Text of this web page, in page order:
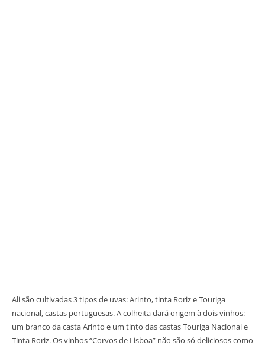
Ali são cultivadas 3 tipos de uvas: Arinto, tinta Roriz e Touriga
nacional, castas portuguesas. A colheita dará origem à dois vinhos:
um branco da casta Arinto e um tinto das castas Touriga Nacional e
Tinta Roriz. Os vinhos “Corvos de Lisboa” não são só deliciosos como